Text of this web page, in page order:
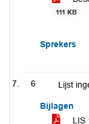
111 KB
Sprekers
6 Lijst
Bijlagen
LIS